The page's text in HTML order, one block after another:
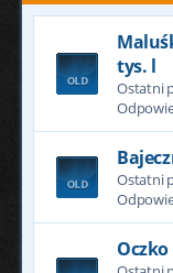
tys. l
Ostatni
Ostatni